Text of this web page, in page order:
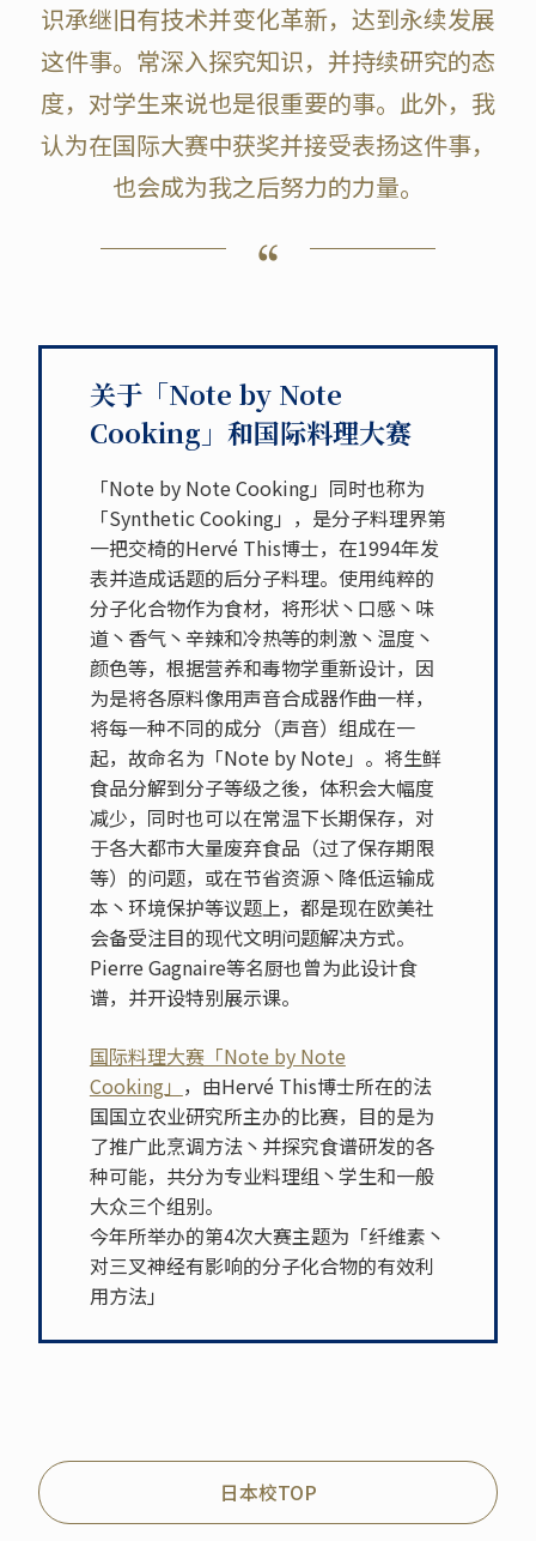
识承继旧有技术并变化革新，达到永续发展
这件事。常深入探究知识，并持续研究的态
度，对学生来说也是很重要的事。此外，我
认为在国际大赛中获奖并接受表扬这件事，
也会成为我之后努力的力量。
关于「Note by Note
Cooking」和国际料理大赛
「Note by Note Cooking」同时也称为
「Synthetic Cooking」，是分子料理界第
一把交椅的Hervé This博士，在1994年发
表并造成话题的后分子料理。使用纯粹的
分子化合物作为食材，将形状丶口感丶味
道丶香气丶辛辣和冷热等的刺激丶温度丶
颜色等，根据营养和毒物学重新设计，因
为是将各原料像用声音合成器作曲一样，
将每一种不同的成分（声音）组成在一
起，故命名为「Note by Note」。将生鲜
食品分解到分子等级之後，体积会大幅度
减少，同时也可以在常温下长期保存，对
于各大都市大量废弃食品（过了保存期限
等）的问题，或在节省资源丶降低运输成
本丶环境保护等议题上，都是现在欧美社
会备受注目的现代文明问题解决方式。
Pierre Gagnaire等名厨也曾为此设计食
谱，并开设特别展示课。
国际料理大赛「Note by Note
Cooking」 ，由Hervé This博士所在的法
国国立农业研究所主办的比赛，目的是为
了推广此烹调方法丶并探究食谱研发的各
种可能，共分为专业料理组丶学生和一般
大众三个组别。
今年所举办的第4次大赛主题为「纤维素丶
对三叉神经有影响的分子化合物的有效利
用方法」
日本校TOP